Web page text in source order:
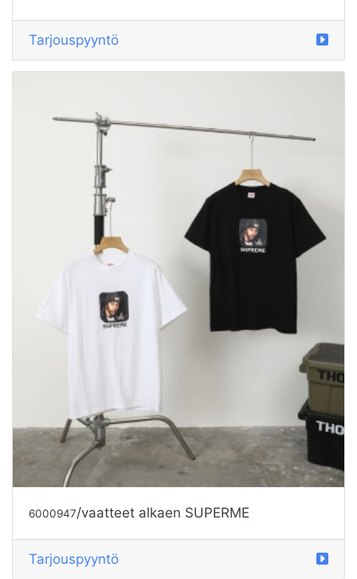
Tarjouspyyntö
6000947/vaatteet alkaen SUPERME
Tarjouspyyntö